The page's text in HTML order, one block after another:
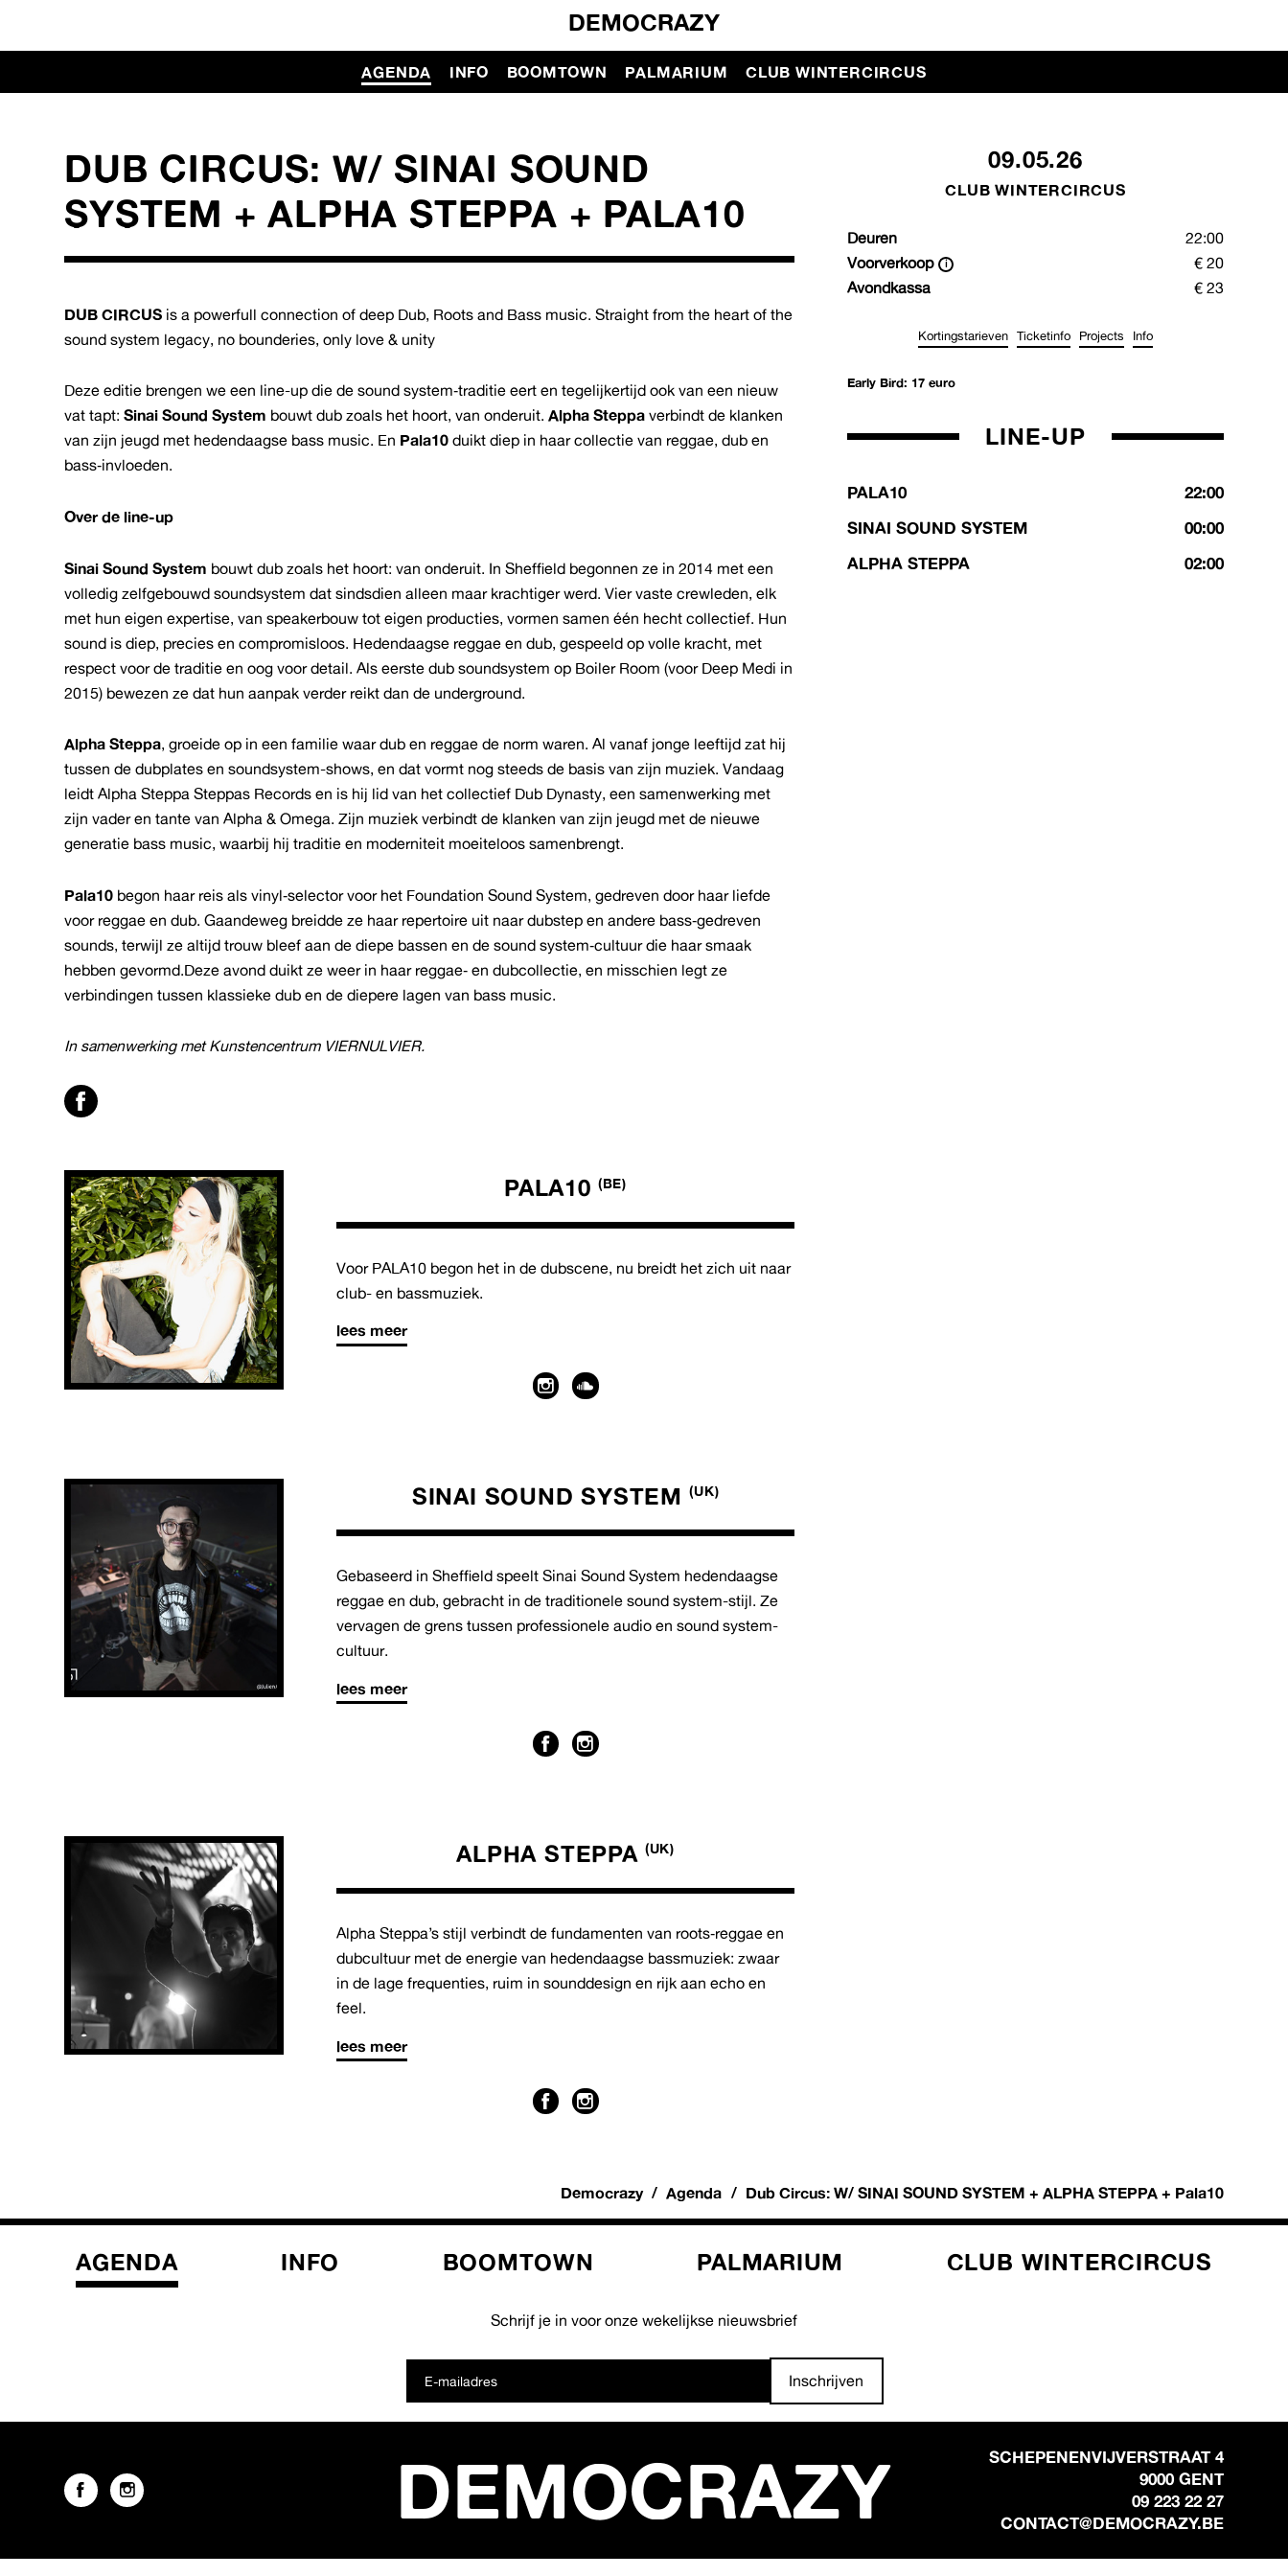
DEMOCRAZY
AGENDA INFO BOOMTOWN PALMARIUM CLUB WINTERCIRCUS
DUB CIRCUS: W/ SINAI SOUND
SYSTEM + ALPHA STEPPA + PALA10
DUB CIRCUS is a powerfull connection of deep Dub, Roots and Bass music. Straight from the heart of the
sound system legacy, no bounderies, only love & unity
Deze editie brengen we een line-up die de sound system‑traditie eert en tegelijkertijd ook van een nieuw
vat tapt:Sinai Sound System bouwt dub zoals het hoort, van onderuit.Alpha Steppaverbindt de klanken
van zijn jeugd met hedendaagse bass music. En Pala10duikt diep in haar collectie van reggae, dub en
bass‑invloeden.
Over de line-up
Sinai Sound System bouwt dub zoals het hoort: van onderuit. In Sheffield begonnen ze in 2014 met een
volledig zelfgebouwd soundsystem dat sindsdien alleen maar krachtiger werd. Vier vaste crewleden, elk
met hun eigen expertise, van speakerbouw tot eigen producties, vormen samen één hecht collectief. Hun
sound is diep, precies en compromisloos. Hedendaagse reggae en dub, gespeeld op volle kracht, met
respect voor de traditie en oog voor detail. Als eerste dub soundsystem op Boiler Room (voor Deep Medi in
2015) bewezen ze dat hun aanpak verder reikt dan de underground.
Alpha Steppa, groeide op in een familie waar dub en reggae de norm waren. Al vanaf jonge leeftijd zat hij
tussen de dubplates en soundsystem-shows, en dat vormt nog steeds de basis van zijn muziek. Vandaag
leidt Alpha Steppa Steppas Records en is hij lid van het collectief Dub Dynasty, een samenwerking met
zijn vader en tante van Alpha & Omega. Zijn muziek verbindt de klanken van zijn jeugd met de nieuwe
generatie bass music, waarbij hij traditie en moderniteit moeiteloos samenbrengt.
Pala10 begon haar reis als vinyl‑selector voor het Foundation Sound System, gedreven door haar liefde
voor reggae en dub. Gaandeweg breidde ze haar repertoire uit naar dubstep en andere bass‑gedreven
sounds, terwijl ze altijd trouw bleef aan de diepe bassen en de sound system‑cultuur die haar smaak
hebben gevormd.Deze avond duikt ze weer in haar reggae‑ en dubcollectie, en misschien legt ze
verbindingen tussen klassieke dub en de diepere lagen van bass music.
In samenwerking met Kunstencentrum VIERNULVIER.
PALA10 (BE)
Voor PALA10 begon het in de dubscene, nu breidt het zich uit naar
club- en bassmuziek.
lees meer
SINAI SOUND SYSTEM (UK)
Gebaseerd in Sheffield speelt Sinai Sound System hedendaagse
reggae en dub, gebracht in de traditionele sound system-stijl. Ze
vervagen de grens tussen professionele audio en sound system-
cultuur.
lees meer
ALPHA STEPPA (UK)
Alpha Steppa’s stijl verbindt de fundamenten van roots‑reggae en
dubcultuur met de energie van hedendaagse bassmuziek: zwaar
in de lage frequenties, ruim in sounddesign en rijk aan echo en
feel.
lees meer
09.05.26
CLUB WINTERCIRCUS
Deuren
22:00
Voorverkoop
€ 20
Avondkassa
€ 23
Kortingstarieven Ticketinfo Projects Info
Early Bird: 17 euro
LINE-UP
PALA10
22:00
SINAI SOUND SYSTEM
00:00
ALPHA STEPPA
02:00
Democrazy Agenda Dub Circus: W/ SINAI SOUND SYSTEM + ALPHA STEPPA + Pala10
AGENDA INFO BOOMTOWN PALMARIUM CLUB WINTERCIRCUS
Schrijf je in voor onze wekelijkse nieuwsbrief
Inschrijven
DEMOCRAZY
SCHEPENENVIJVERSTRAAT 4
9000 GENT
09 223 22 27
CONTACT@DEMOCRAZY.BE